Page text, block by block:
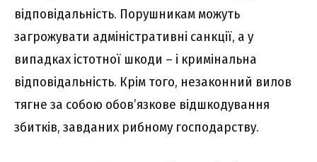
відповідальність. Порушникам можуть
загрожувати адміністративні санкції, а у
випадках істотної шкоди – і кримінальна
відповідальність. Крім того, незаконний вилов
тягне за собою обов’язкове відшкодування
збитків, завданих рибному господарству.